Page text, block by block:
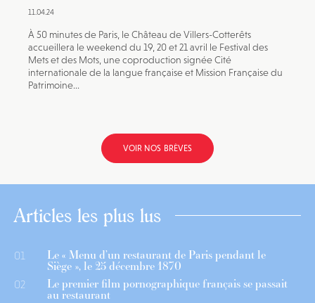
11.04.24
À 50 minutes de Paris, le Château de Villers-Cotterêts
accueillera le weekend du 19, 20 et 21 avril le Festival des
Mets et des Mots, une coproduction signée Cité
internationale de la langue française et Mission Française du
Patrimoine...
VOIR NOS BRÈVES
Articles les plus lus
01 Le « Menu d’un restaurant de Paris pendant le
Siège », le 25 décembre 1870
02 Le premier film pornographique français se passait
au restaurant